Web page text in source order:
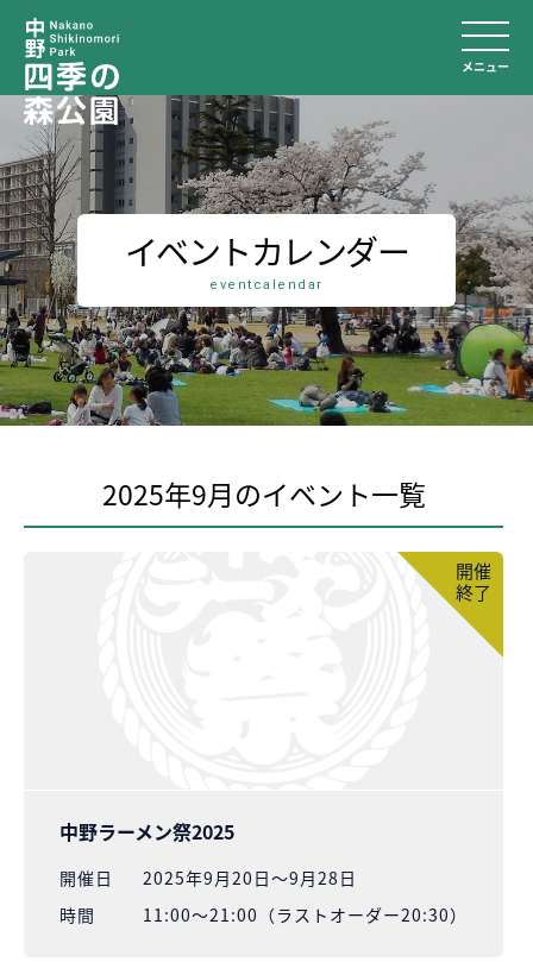
メニュー
イベントカレンダー
eventcalendar
2025年9月のイベント⼀覧
開催
終了
中野ラーメン祭2025
開催⽇
2025年9月20日～9月28日
時間
11:00～21:00（ラストオーダー20:30）